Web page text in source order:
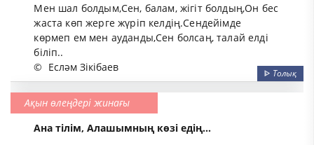
Мен шал болдым,Сен, балам, жігіт болдың,Он бес
жаста көп жерге жүріп келдің.Сендейімде
көрмеп ем мен ауданды,Сен болсаң, талай елді
біліп..
© Есләм Зікібаев ᐈ Толық
Ақын өлеңдері жинағы
Ана тілім, Алашымның көзі едің...